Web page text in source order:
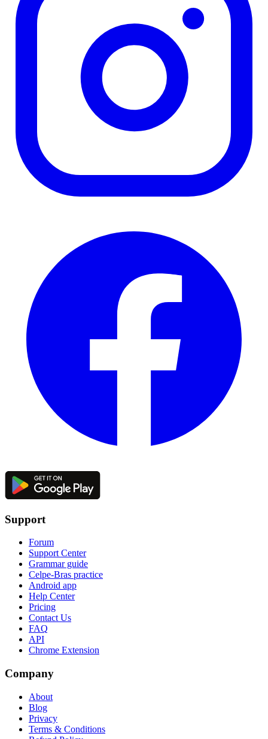
Support
Forum
Support Center
Grammar guide
Celpe-Bras practice
Android app
Help Center
Pricing
Contact Us
FAQ
API
Chrome Extension
Company
About
Blog
Privacy
Terms & Conditions